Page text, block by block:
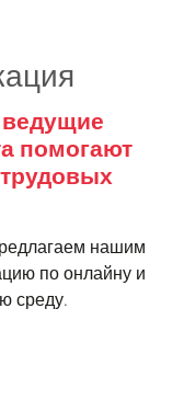
помогают
нашим
по онлайну и
среду.